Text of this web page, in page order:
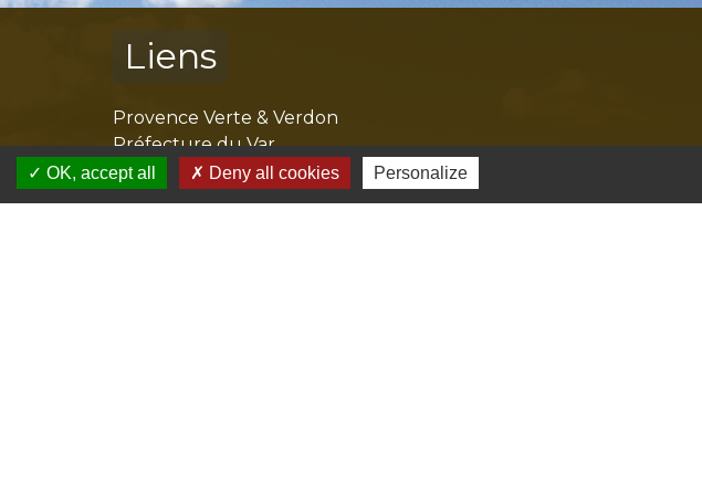
Liens
Provence Verte & Verdon
Préfecture du Var
Réglementation de l'accès aux massifs forestiers
OK, accept all Deny all cookies Personalize